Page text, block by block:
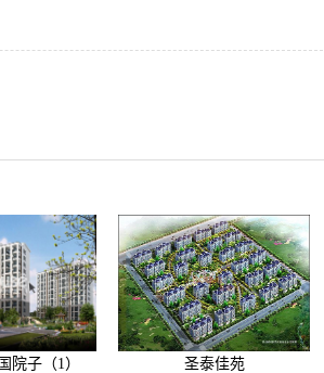
院子（1）
圣泰佳苑